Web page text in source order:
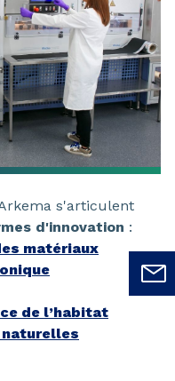
s'articulent
d'innovation :
matériaux
de l’habitat